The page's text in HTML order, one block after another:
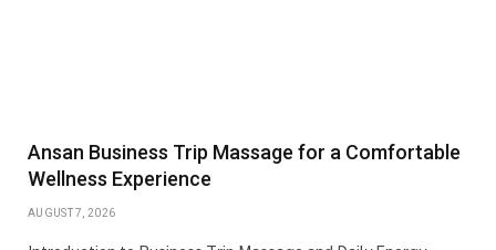
Ansan Business Trip Massage for a Comfortable
Wellness Experience
AUGUST 7, 2026